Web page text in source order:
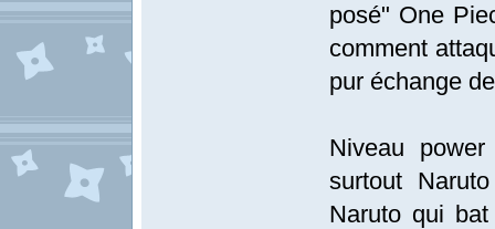
posé" One
comment
pur échange
Niveau
surtout
Naruto qui